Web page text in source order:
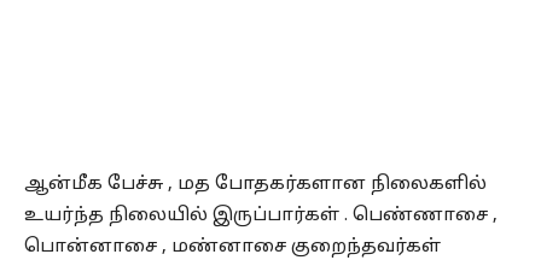
ஆன்மீக பேச்சு , மத போதகர்களான நிலைகளில்
உயர்ந்த நிலையில் இருப்பார்கள் . பெண்ணாசை ,
பொன்னாசை , மண்னாசை குறைந்தவர்கள்